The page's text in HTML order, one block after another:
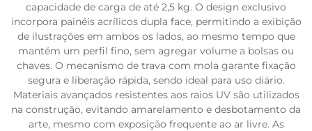
capacidade de carga de até 2,5 kg. O design exclusivo
incorpora painéis acrílicos dupla face, permitindo a exibição
de ilustrações em ambos os lados, ao mesmo tempo que
mantém um perfil fino, sem agregar volume a bolsas ou
chaves. O mecanismo de trava com mola garante fixação
segura e liberação rápida, sendo ideal para uso diário.
Materiais avançados resistentes aos raios UV são utilizados
na construção, evitando amarelamento e desbotamento da
arte, mesmo com exposição frequente ao ar livre. As